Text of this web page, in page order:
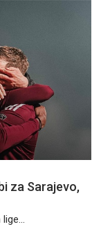
za Sarajevo,